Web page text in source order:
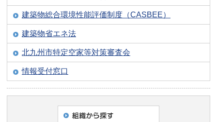
建築物総合環境性能評価制度（CASBEE）
建築物省エネ法
北九州市特定空家等対策審査会
情報受付窓口